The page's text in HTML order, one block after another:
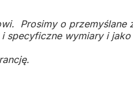
Prosimy o przemyślane
wymiary i